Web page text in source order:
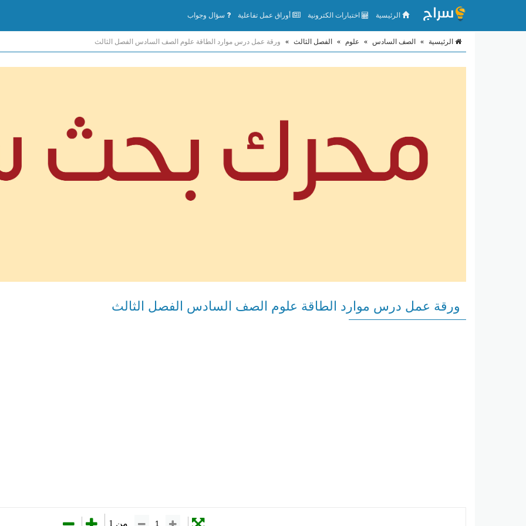
الرئيسية اختبارات الكترونية أوراق عمل تفاعلية سؤال وجواب
الرئيسية » الصف السادس » علوم » الفصل الثالث » ورقة عمل درس موارد الطاقة علوم الصف السادس الفصل الثالث
ورقة عمل درس موارد الطاقة علوم الصف السادس الفصل الثالث